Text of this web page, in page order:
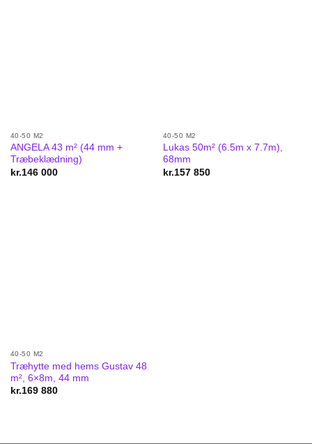
40-50 M2
ANGELA 43 m² (44 mm +
Træbeklædning)
kr.146 000
40-50 M2
Lukas 50m² (6.5m x 7.7m),
68mm
kr.157 850
40-50 M2
Træhytte med hems Gustav 48
m², 6×8m, 44 mm
kr.169 880